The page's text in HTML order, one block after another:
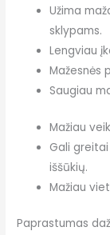
Užima
sklypams.
Lengviau
Mažesnės
Saugiau
Mažiau
Gali
iššūkių.
Mažiau
Paprastumas